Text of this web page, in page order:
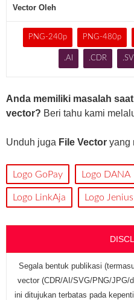
Vector Oleh
PNG-240p PNG-480p
.AI .CDR
Anda memiliki masalah
vector? Beri tahu kami
Unduh juga File Vector yang
Logo GoPay Logo DANA
Logo LinkAja Logo Jenius
Segala bentuk publikasi
vector (CDR/AI/SVG/PNG/JPG/
ini ditujukan terbatas pada